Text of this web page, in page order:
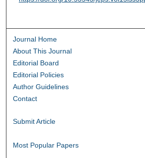
Journal Home
About This Journal
Editorial Board
Editorial Policies
Author Guidelines
Contact
Submit Article
Most Popular Papers